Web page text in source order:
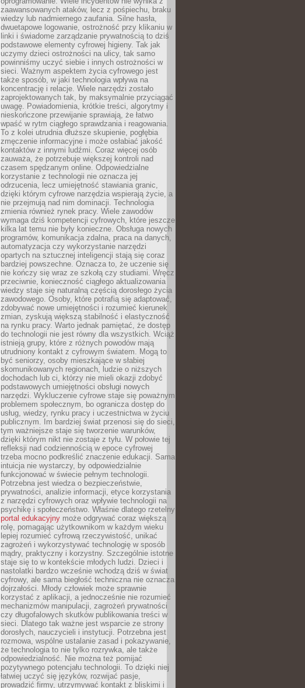
zaawansowanych ataków, lecz z pośpiechu, braku
wiedzy lub nadmiernego zaufania. Silne hasła,
dwuetapowe logowanie, ostrożność przy klikaniu w
linki i świadome zarządzanie prywatnością to dziś
podstawowe elementy cyfrowej higieny. Tak jak
uczymy dzieci ostrożności na ulicy, tak samo
powinniśmy uczyć siebie i innych ostrożności w
sieci. Ważnym aspektem życia cyfrowego jest
także sposób, w jaki technologia wpływa na
koncentrację i relacje. Wiele narzędzi zostało
zaprojektowanych tak, by maksymalnie przyciągać
uwagę. Powiadomienia, krótkie treści, algorytmy i
nieskończone przewijanie sprawiają, że łatwo
wpaść w rytm ciągłego sprawdzania i reagowania.
To z kolei utrudnia dłuższe skupienie, pogłębia
zmęczenie informacyjne i może osłabiać jakość
kontaktów z innymi ludźmi. Coraz więcej osób
zauważa, że potrzebuje większej kontroli nad
czasem spędzanym online. Odpowiedzialne
korzystanie z technologii nie oznacza jej
odrzucenia, lecz umiejętność stawiania granic,
dzięki którym cyfrowe narzędzia wspierają życie, a
nie przejmują nad nim dominacji. Technologia
zmienia również rynek pracy. Wiele zawodów
wymaga dziś kompetencji cyfrowych, które jeszcze
kilka lat temu nie były konieczne. Obsługa nowych
programów, komunikacja zdalna, praca na danych,
automatyzacja czy wykorzystanie narzędzi
opartych na sztucznej inteligencji stają się coraz
bardziej powszechne. Oznacza to, że uczenie się
nie kończy się wraz ze szkołą czy studiami. Wręcz
przeciwnie, konieczność ciągłego aktualizowania
wiedzy staje się naturalną częścią dorosłego życia
zawodowego. Osoby, które potrafią się adaptować,
zdobywać nowe umiejętności i rozumieć kierunek
zmian, zyskują większą stabilność i elastyczność
na rynku pracy. Warto jednak pamiętać, że dostęp
do technologii nie jest równy dla wszystkich. Wciąż
istnieją grupy, które z różnych powodów mają
utrudniony kontakt z cyfrowym światem. Mogą to
być seniorzy, osoby mieszkające w słabiej
skomunikowanych regionach, ludzie o niższych
dochodach lub ci, którzy nie mieli okazji zdobyć
podstawowych umiejętności obsługi nowych
narzędzi. Wykluczenie cyfrowe staje się poważnym
problemem społecznym, bo ogranicza dostęp do
usług, wiedzy, rynku pracy i uczestnictwa w życiu
publicznym. Im bardziej świat przenosi się do sieci,
tym ważniejsze staje się tworzenie warunków,
dzięki którym nikt nie zostaje z tyłu. W połowie tej
refleksji nad codziennością w epoce cyfrowej
trzeba mocno podkreślić znaczenie edukacji. Sama
intuicja nie wystarczy, by odpowiedzialnie
funkcjonować w świecie pełnym technologii.
Potrzebna jest wiedza o bezpieczeństwie,
prywatności, analizie informacji, etyce korzystania
z narzędzi cyfrowych oraz wpływie technologii na
psychikę i społeczeństwo. Właśnie dlatego rzetelny
portal edukacyjny może odgrywać coraz większą
rolę, pomagając użytkownikom w każdym wieku
lepiej rozumieć cyfrową rzeczywistość, unikać
zagrożeń i wykorzystywać technologię w sposób
mądry, praktyczny i korzystny. Szczególnie istotne
staje się to w kontekście młodych ludzi. Dzieci i
nastolatki bardzo wcześnie wchodzą dziś w świat
cyfrowy, ale sama biegłość techniczna nie oznacza
dojrzałości. Młody człowiek może sprawnie
korzystać z aplikacji, a jednocześnie nie rozumieć
mechanizmów manipulacji, zagrożeń prywatności
czy długofalowych skutków publikowania treści w
sieci. Dlatego tak ważne jest wsparcie ze strony
dorosłych, nauczycieli i instytucji. Potrzebna jest
rozmowa, wspólne ustalanie zasad i pokazywanie,
że technologia to nie tylko rozrywka, ale także
odpowiedzialność. Nie można też pomijać
pozytywnego potencjału technologii. To dzięki niej
łatwiej uczyć się języków, rozwijać pasje,
prowadzić firmy, utrzymywać kontakt z bliskimi i